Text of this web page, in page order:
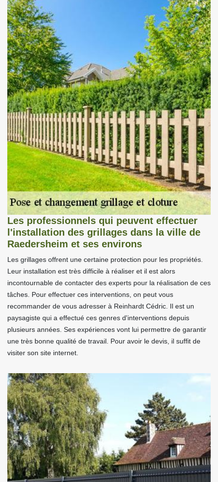
Les professionnels qui peuvent effectuer
l'installation des grillages dans la ville de
Raedersheim et ses environs
Les grillages offrent une certaine protection pour les propriétés.
Leur installation est très difficile à réaliser et il est alors
incontournable de contacter des experts pour la réalisation de ces
tâches. Pour effectuer ces interventions, on peut vous
recommander de vous adresser à Reinhardt Cédric. Il est un
paysagiste qui a effectué ces genres d'interventions depuis
plusieurs années. Ses expériences vont lui permettre de garantir
une très bonne qualité de travail. Pour avoir le devis, il suffit de
visiter son site internet.